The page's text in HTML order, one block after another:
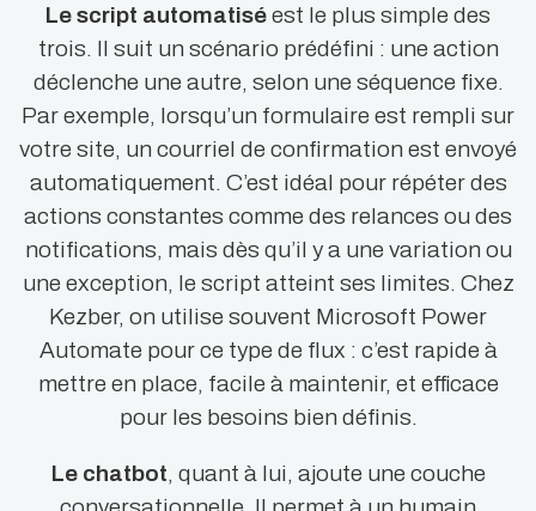
Le script automatiséest le plus simple des
trois. Il suit un scénario prédéfini : une action
déclenche une autre, selon une séquence fixe.
Par exemple, lorsqu’un formulaire est rempli sur
votre site, un courriel de confirmation est envoyé
automatiquement. C’est idéal pour répéter des
actions constantes comme des relances ou des
notifications, mais dès qu’il y a une variation ou
une exception, le script atteint ses limites. Chez
Kezber, on utilise souvent Microsoft Power
Automate pour ce type de flux : c’est rapide à
mettre en place, facile à maintenir, et efficace
pour les besoins bien définis.
Le chatbot, quant à lui, ajoute une couche